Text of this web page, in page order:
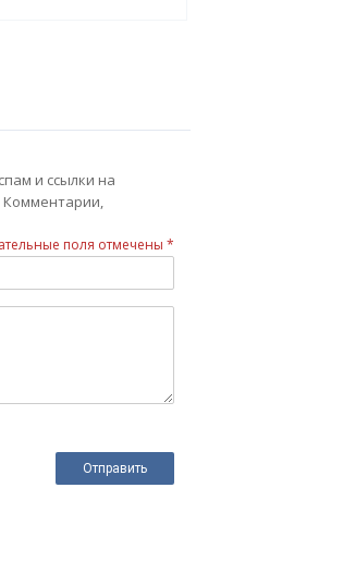
и ссылки на
Комментарии,
поля отмечены *